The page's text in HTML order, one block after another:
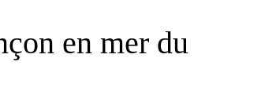
en mer du